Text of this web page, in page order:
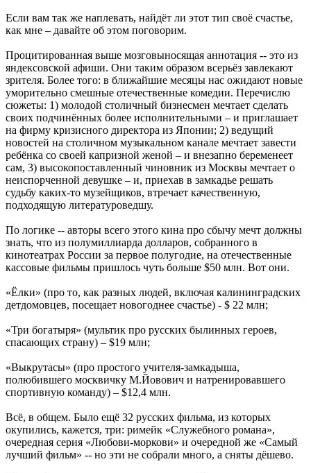
Если вам так же наплевать, найдёт ли этот тип своё счастье,
как мне – давайте об этом поговорим.
Процитированная выше мозговыносящая аннотация -- это из
яндексовской афиши. Они таким образом всерьёз завлекают
зрителя. Более того: в ближайшие месяцы нас ожидают новые
уморительно смешные отечественные комедии. Перечислю
сюжеты: 1) молодой столичный бизнесмен мечтает сделать
своих подчинённых более исполнительными – и приглашает
на фирму кризисного директора из Японии; 2) ведущий
новостей на столичном музыкальном канале мечтает завести
ребёнка со своей капризной женой – и внезапно беременеет
сам, 3) высокопоставленный чиновник из Москвы мечтает о
неиспорченной девушке – и, приехав в замкадье решать
судьбу каких-то музейщиков, втречает качественную,
подходящую литературоведшу.
По логике -- авторы всего этого кина про сбычу мечт должны
знать, что из полумиллиарда долларов, собранного в
кинотеатрах России за первое полугодие, на отечественные
кассовые фильмы пришлось чуть больше $50 млн. Вот они.
«Ёлки» (про то, как разных людей, включая калининградских
детдомовцев, посещает новогоднее счастье) - $ 22 млн;
«Три богатыря» (мультик про русских былинных героев,
спасающих страну) – $19 млн;
«Выкрутасы» (про простого учителя-замкадыша,
полюбившего москвичку М.Йовович и натренировавшего
спортивную команду) – $12,4 млн.
Всё, в общем. Было ещё 32 русских фильма, из которых
окупились, кажется, три: римейк «Служебного романа»,
очередная серия «Любови-моркови» и очередной же «Самый
лучший фильм» -- но эти не собрали много, а сняты дёшево.